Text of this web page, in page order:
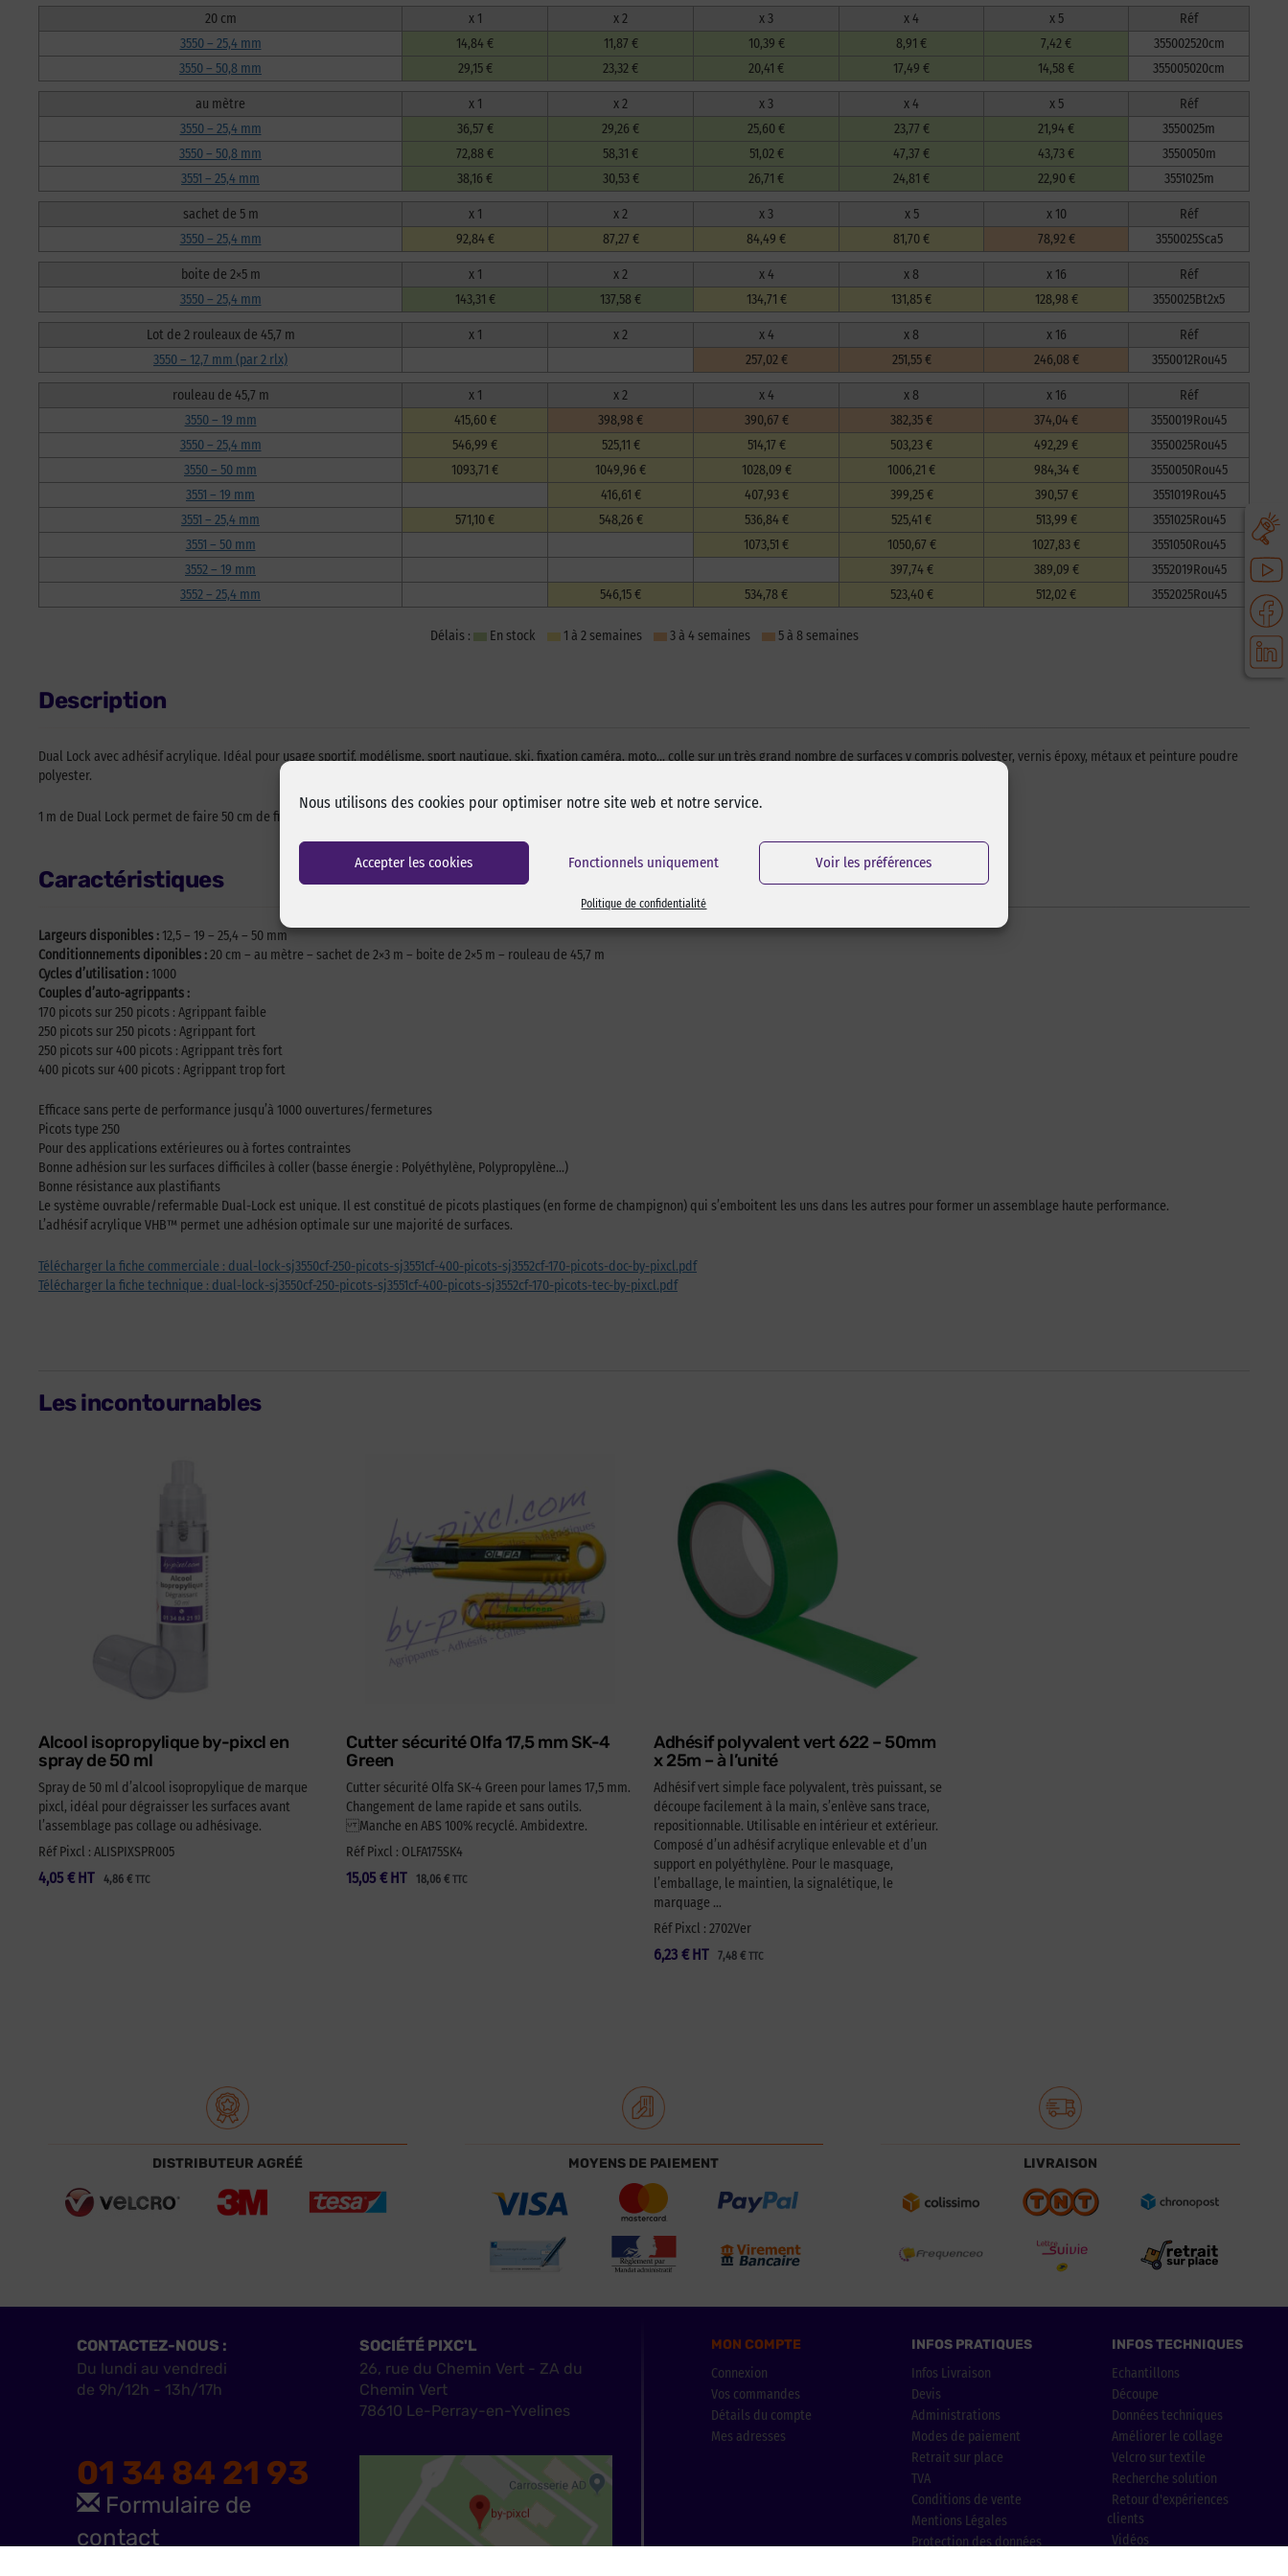
Nous utilisons des cookies pour optimiser notre site web et notre service.
Accepter les cookies Fonctionnels uniquement Voir les préférences
Politique de confidentialité
20 cm x 1 x 2 x 3 x 4 x 5
Réf
3550 – 25,4 mm
14,84 € 11,87 € 10,39 € 8,91 € 7,42 €
355002520cm
3550 – 50,8 mm
29,15 € 23,32 € 20,41 € 17,49 € 14,58 € 355005020cm
au mètre x 1 x 2 x 3 x 4 x 5
Réf
3550 – 25,4 mm
36,57 € 29,26 € 25,60 € 23,77 € 21,94 €
3550025m
3550 – 50,8 mm
72,88 € 58,31 € 51,02 € 47,37 € 43,73 €
3550050m
3551 – 25,4 mm
38,16 € 30,53 € 26,71 € 24,81 € 22,90 € 3551025m
sachet de 5 m x 1 x 2 x 3 x 5 x 10
Réf
3550 – 25,4 mm
92,84 € 87,27 € 84,49 € 81,70 € 78,92 € 3550025Sca5
boite de 2×5 m x 1 x 2 x 4 x 8 x 16
Réf
3550 – 25,4 mm
143,31 € 137,58 € 134,71 € 131,85 € 128,98 € 3550025Bt2x5
Lot de 2 rouleaux de 45,7 m x 1 x 2 x 4 x 8 x 16
Réf
3550 – 12,7 mm (par 2 rlx)
257,02 € 251,55 € 246,08 € 3550012Rou45
rouleau de 45,7 m x 1 x 2 x 4 x 8 x 16
Réf
3550 – 19 mm
415,60 € 398,98 € 390,67 € 382,35 € 374,04 €
3550019Rou45
3550 – 25,4 mm
546,99 € 525,11 € 514,17 € 503,23 € 492,29 €
3550025Rou45
3550 – 50 mm
1093,71 € 1049,96 € 1028,09 € 1006,21 € 984,34 €
3550050Rou45
3551 – 19 mm
416,61 € 407,93 € 399,25 € 390,57 €
3551019Rou45
3551 – 25,4 mm
571,10 € 548,26 € 536,84 € 525,41 € 513,99 €
3551025Rou45
3551 – 50 mm
1073,51 € 1050,67 € 1027,83 €
3551050Rou45
3552 – 19 mm
397,74 € 389,09 €
3552019Rou45
3552 – 25,4 mm
546,15 € 534,78 € 523,40 € 512,02 € 3552025Rou45
Délais : En stock 1 à 2 semaines 3 à 4 semaines 5 à 8 semaines
Description
Dual Lock avec adhésif acrylique. Idéal pour usage sportif, modélisme, sport nautique, ski, fixation caméra, moto… colle sur un très grand nombre de surfaces y compris polyester, vernis époxy, métaux et peinture poudre
polyester.
1 m de Dual Lock permet de faire 50 cm de fixation
Caractéristiques
Largeurs disponibles : 12,5 – 19 – 25,4 – 50 mm
Conditionnements diponibles :20 cm – au mètre – sachet de 2×3 m – boite de 2×5 m – rouleau de 45,7 m
Cycles d’utilisation : 1000
Couples d’auto-agrippants :
170 picots sur 250 picots : Agrippant faible
250 picots sur 250 picots : Agrippant fort
250 picots sur 400 picots : Agrippant très fort
400 picots sur 400 picots : Agrippant trop fort
Efficace sans perte de performance jusqu’à 1000 ouvertures/fermetures
Picots type 250
Pour des applications extérieures ou à fortes contraintes
Bonne adhésion sur les surfaces difficiles à coller (basse énergie : Polyéthylène, Polypropylène…)
Bonne résistance aux plastifiants
Le système ouvrable/refermable Dual-Lock est unique. Il est constitué de picots plastiques (en forme de champignon) qui s’emboitent les uns dans les autres pour former un assemblage haute performance.
L’adhésif acrylique VHB™ permet une adhésion optimale sur une majorité de surfaces.
Télécharger la fiche commerciale : dual-lock-sj3550cf-250-picots-sj3551cf-400-picots-sj3552cf-170-picots-doc-by-pixcl.pdf
Télécharger la fiche technique : dual-lock-sj3550cf-250-picots-sj3551cf-400-picots-sj3552cf-170-picots-tec-by-pixcl.pdf
Les incontournables
Alcool isopropylique by-pixcl en
spray de 50 ml
Spray de 50 ml d’alcool isopropylique de marque
pixcl, idéal pour dégraisser les surfaces avant
l’assemblage pas collage ou adhésivage.
Réf Pixcl : ALISPIXSPR005
4,05 € 4,86 € TTC
HT
Cutter sécurité Olfa 17,5 mm SK-4
Green
Cutter sécurité Olfa SK-4 Green pour lames 17,5 mm.
Changement de lame rapide et sans outils.
Manche en ABS 100% recyclé. Ambidextre.
Réf Pixcl : OLFA175SK4
15,05 € 18,06 € TTC
HT
Adhésif polyvalent vert 622 – 50mm
x 25m – à l’unité
Adhésif vert simple face polyvalent, très puissant, se
découpe facilement à la main, s’enlève sans trace,
repositionnable. Utilisable en intérieur et extérieur.
Composé d’un adhésif acrylique enlevable et d’un
support en polyéthylène. Pour le masquage,
l’emballage, le maintien, la signalétique, le
marquage …
Réf Pixcl : 2702Ver
6,23 € 7,48 € TTC
HT
DISTRIBUTEUR AGRÉÉ MOYENS DE PAIEMENT LIVRAISON
CONTACTEZ-NOUS :
Du lundi au vendredi
de 9h/12h - 13h/17h
01 34 84 21 93
Formulaire de
contact
SOCIÉTÉ PIXC'L
26, rue du Chemin Vert - ZA du
Chemin Vert
78610 Le-Perray-en-Yvelines
MON COMPTE
Connexion
Vos commandes
Détails du compte
Mes adresses
INFOS PRATIQUES
Infos Livraison
Devis
Administrations
Modes de paiement
Retrait sur place
TVA
Conditions de vente
Mentions Légales
Protection des données
INFOS TECHNIQUES
Echantillons
Découpe
Données techniques
Améliorer le collage
Velcro sur textile
Recherche solution
Retour d'expériences
clients
Vidéos